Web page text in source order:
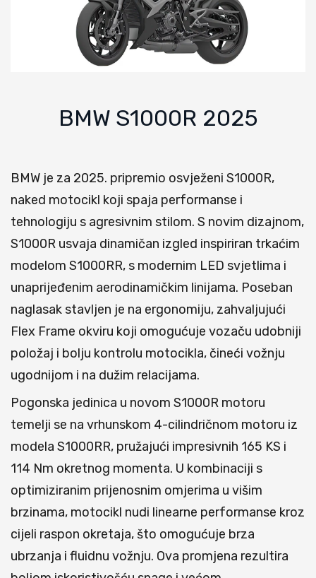
BMW S1000R 2025
BMW je za 2025. pripremio osvježeni S1000R,
naked motocikl koji spaja performanse i
tehnologiju s agresivnim stilom. S novim dizajnom,
S1000R usvaja dinamičan izgled inspiriran trkaćim
modelom S1000RR, s modernim LED svjetlima i
unaprijeđenim aerodinamičkim linijama. Poseban
naglasak stavljen je na ergonomiju, zahvaljujući
Flex Frame okviru koji omogućuje vozaču udobniji
položaj i bolju kontrolu motocikla, čineći vožnju
ugodnijom i na dužim relacijama.
Pogonska jedinica u novom S1000R motoru
temelji se na vrhunskom 4-cilindričnom motoru iz
modela S1000RR, pružajući impresivnih 165 KS i
114 Nm okretnog momenta. U kombinaciji s
optimiziranim prijenosnim omjerima u višim
brzinama, motocikl nudi linearne performanse kroz
cijeli raspon okretaja, što omogućuje brza
ubrzanja i fluidnu vožnju. Ova promjena rezultira